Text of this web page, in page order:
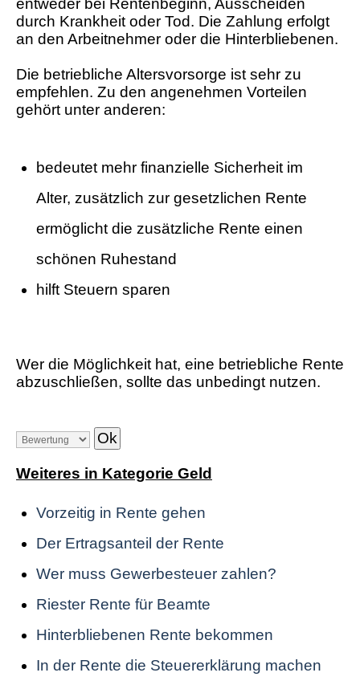
entweder bei Rentenbeginn, Ausscheiden
durch Krankheit oder Tod. Die Zahlung erfolgt
an den Arbeitnehmer oder die Hinterbliebenen.
Die betriebliche Altersvorsorge ist sehr zu
empfehlen. Zu den angenehmen Vorteilen
gehört unter anderen:
bedeutet mehr finanzielle Sicherheit im
Alter, zusätzlich zur gesetzlichen Rente
ermöglicht die zusätzliche Rente einen
schönen Ruhestand
hilft Steuern sparen
Wer die Möglichkeit hat, eine betriebliche Rente
abzuschließen, sollte das unbedingt nutzen.
Weiteres in Kategorie Geld
Vorzeitig in Rente gehen
Der Ertragsanteil der Rente
Wer muss Gewerbesteuer zahlen?
Riester Rente für Beamte
Hinterbliebenen Rente bekommen
In der Rente die Steuererklärung machen